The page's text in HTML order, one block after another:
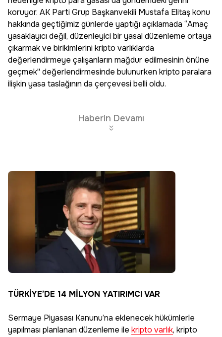
koruyor. AK Parti Grup Başkanvekili Mustafa Elitaş konu
hakkında geçtiğimiz günlerde yaptığı açıklamada “Amaç
yasaklayıcı değil, düzenleyici bir yasal düzenleme ortaya
çıkarmak ve birikimlerini kripto varlıklarda
değerlendirmeye çalışanların mağdur edilmesinin önüne
geçmek'' değerlendirmesinde bulunurken kripto paralara
ilişkin yasa taslağının da çerçevesi belli oldu.
Haberin Devamı
TÜRKİYE’DE 14 MİLYON YATIRIMCI VAR
Sermaye Piyasası Kanunu’na eklenecek hükümlerle
yapılması planlanan düzenleme ile kripto varlık, kripto